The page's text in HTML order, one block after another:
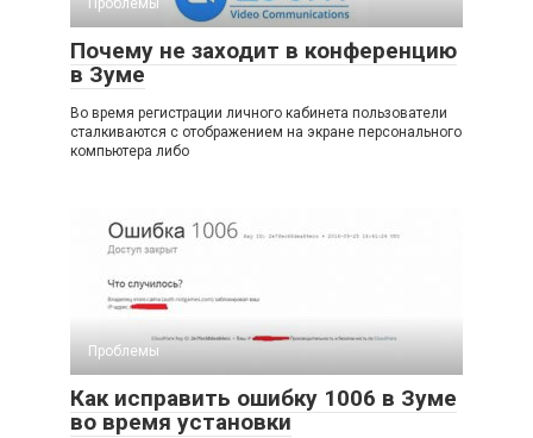
Проблемы
Почему не заходит в конференцию
в Зуме
Во время регистрации личного кабинета пользователи
сталкиваются с отображением на экране персонального
компьютера либо
Проблемы
Как исправить ошибку 1006 в Зуме
во время установки